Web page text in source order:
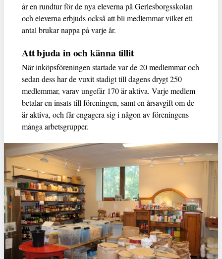
år en rundtur för de nya eleverna på Gerlesborgsskolan
och eleverna erbjuds också att bli medlemmar vilket ett
antal brukar nappa på varje år.
Att bjuda in och känna tillit
När inköpsföreningen startade var de 20 medlemmar och
sedan dess har de vuxit stadigt till dagens drygt 250
medlemmar, varav ungefär 170 är aktiva. Varje medlem
betalar en insats till föreningen, samt en årsavgift om de
är aktiva, och får engagera sig i någon av föreningens
många arbetsgrupper.